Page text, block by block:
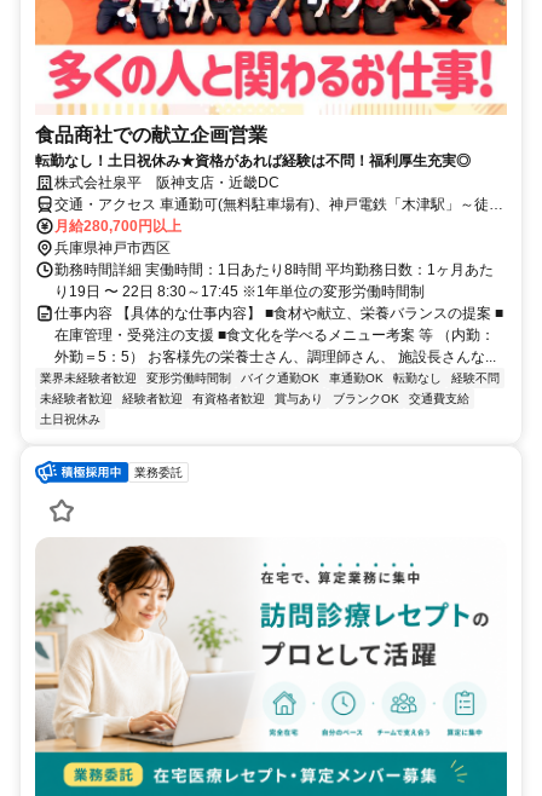
食品商社での献立企画営業
転勤なし！土日祝休み★資格があれば経験は不問！福利厚生充実◎
株式会社泉平 阪神支店・近畿DC
交通・アクセス 車通勤可(無料駐車場有)、神戸電鉄「木津駅」～徒歩
15分、神戸電鉄「鈴蘭台駅」～車16分、神戸市営地下鉄「西神中央
駅」～車13分
月給280,700円以上
兵庫県神戸市西区
勤務時間詳細 実働時間：1日あたり8時間 平均勤務日数：1ヶ月あた
り19日 〜 22日 8:30～17:45 ※1年単位の変形労働時間制
仕事内容 【具体的な仕事内容】 ■食材や献立、栄養バランスの提案 ■
在庫管理・受発注の支援 ■食文化を学べるメニュー考案 等 （内勤：
外勤＝5：5） お客様先の栄養士さん、調理師さん、 施設長さんな...
業界未経験者歓迎 変形労働時間制 バイク通勤OK 車通勤OK 転勤なし
経験不問
未経験者歓迎
経験者歓迎 有資格者歓迎 賞与あり ブランクOK
交通費支給
土日祝休み
業務委託